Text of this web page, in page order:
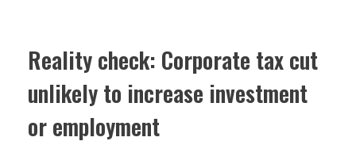
Reality check: Corporate tax cut
unlikely to increase investment
or employment